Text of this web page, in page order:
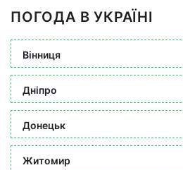
ПОГОДА В УКРАЇНІ
Вінниця
Дніпро
Донецьк
Житомир